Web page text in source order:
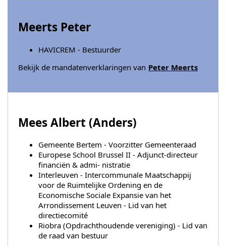
Meerts Peter
HAVICREM - Bestuurder
Bekijk de mandatenverklaringen van Peter Meerts
Mees Albert (Anders)
Gemeente Bertem - Voorzitter Gemeenteraad
Europese School Brussel II - Adjunct-directeur
financiën & admi- nistratie
Interleuven - Intercommunale Maatschappij
voor de Ruimtelijke Ordening en de
Economische Sociale Expansie van het
Arrondissement Leuven - Lid van het
directiecomité
Riobra (Opdrachthoudende vereniging) - Lid van
de raad van bestuur